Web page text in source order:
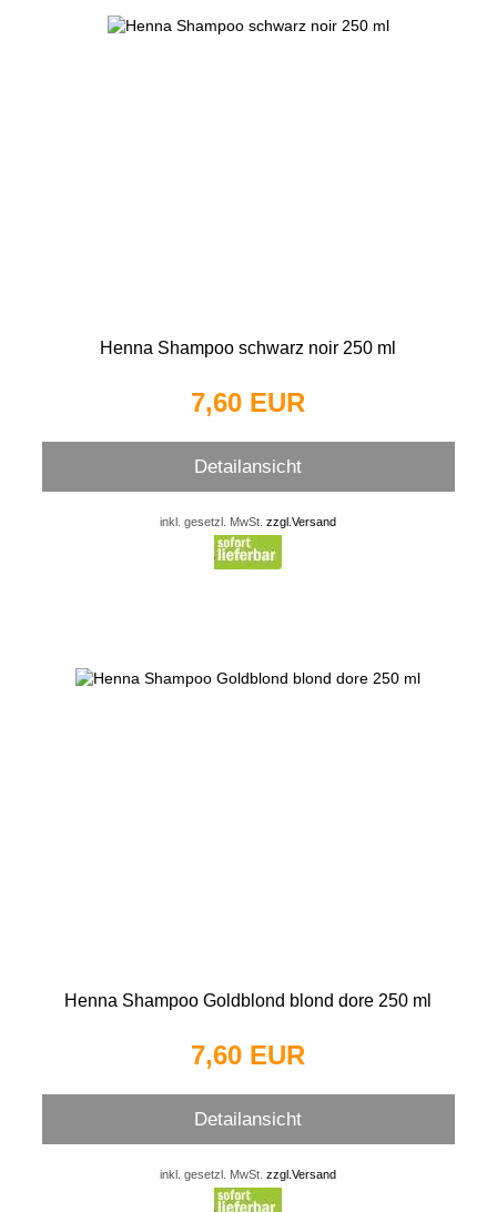
Henna Shampoo schwarz noir 250 ml
7,60 EUR
Detailansicht
inkl. gesetzl. MwSt.zzgl.Versand
Henna Shampoo Goldblond blond dore 250 ml
7,60 EUR
Detailansicht
inkl. gesetzl. MwSt.zzgl.Versand